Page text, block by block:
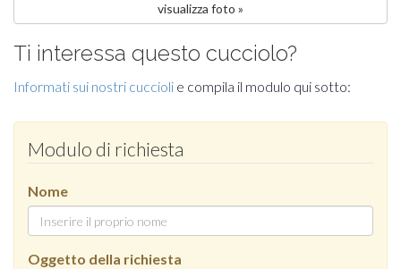
visualizza foto »
Ti interessa questo cucciolo?
Informati sui nostri cuccioli e compila il modulo qui sotto:
Modulo di richiesta
Nome
Oggetto della richiesta